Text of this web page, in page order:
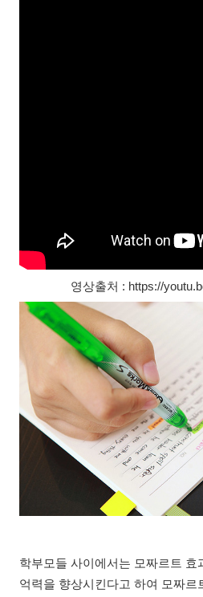
영상출처 : https://
학부모들 사이에서는 모짜르트 효
억력을 향상시킨다고 하여 모짜르